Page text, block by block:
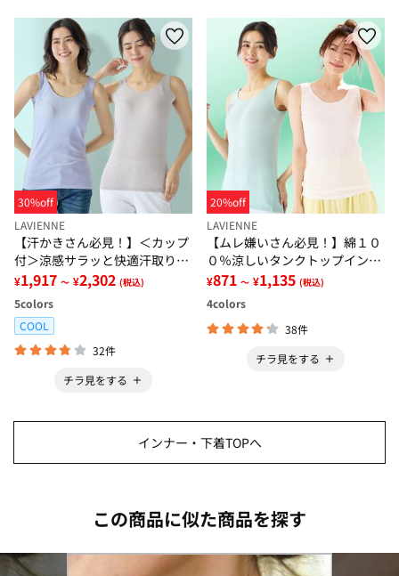
30%off
LAVIENNE
【汗かきさん必見！】＜カップ
付＞涼感サラッと快適汗取りタ
ンクトップインナー＜さらりラ
ボ＞
¥1,917 ～ ¥2,302 (税込)
5colors
COOL
32件
チラ見をする
20%off
LAVIENNE
【ムレ嫌いさん必見！】綿１０
０％涼しいタンクトップインナ
ー＜さらりラボ＞
¥871 ～ ¥1,135 (税込)
4colors
38件
チラ見をする
インナー・下着TOPへ
この商品に似た商品を探す